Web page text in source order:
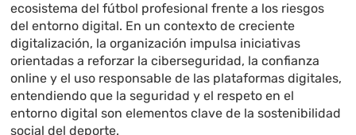
ecosistema del fútbol profesional frente a los riesgos
del entorno digital. En un contexto de creciente
digitalización, la organización impulsa iniciativas
orientadas a reforzar la ciberseguridad, la confianza
online y el uso responsable de las plataformas digitales,
entendiendo que la seguridad y el respeto en el
entorno digital son elementos clave de la sostenibilidad
social del deporte.